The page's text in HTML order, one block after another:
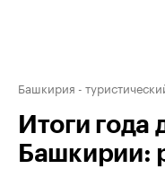
Башкирия -
Итоги года
Башкирии: